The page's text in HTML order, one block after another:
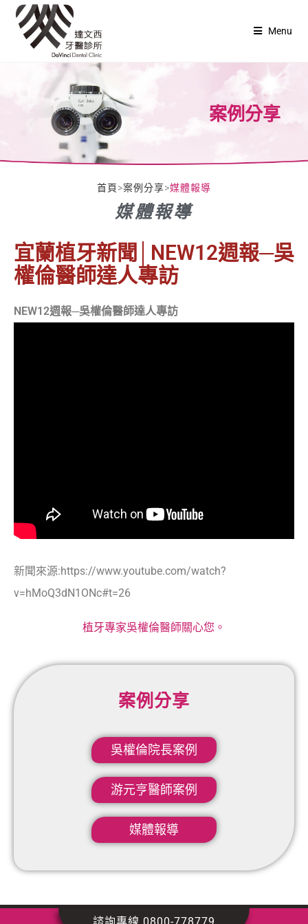
Menu
案例分享
案例分享
吳權倫院長案例​
游元亨醫師案例
媒體報導
媒體報導
首頁>案例分享>媒體報導
宜蘭植牙新聞│NEW12週報─吳
權倫醫師達人專訪
NEW12週報─吳權倫醫師達人專訪
新聞來源:https://www.youtube.com/watch?
v=hMoQ3dN1ONc#t=26
植牙專家吳權倫醫師關心您。